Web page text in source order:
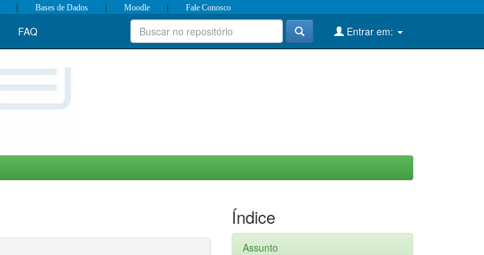
| Bases de Dados | Moodle | Fale Conosco
FAQ Entrar em:
Índice
Assunto